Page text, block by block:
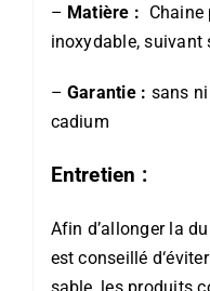
– Matière :
inoxydable, suivant
– Garantie : sans
cadium
Entretien :
Afin d’allonger la
est conseillé
sable, les produits